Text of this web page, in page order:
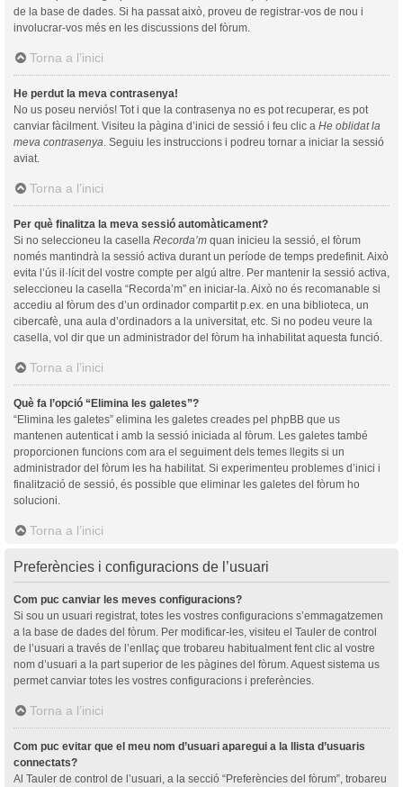
de la base de dades. Si ha passat això, proveu de registrar-vos de nou i
involucrar-vos més en les discussions del fòrum.
Torna a l’inici
He perdut la meva contrasenya!
No us poseu nerviós! Tot i que la contrasenya no es pot recuperar, es pot
canviar fàcilment. Visiteu la pàgina d’inici de sessió i feu clic a He oblidat la
meva contrasenya . Seguiu les instruccions i podreu tornar a iniciar la sessió
aviat.
Torna a l’inici
Per què finalitza la meva sessió automàticament?
Si no seleccioneu la casella Recorda’m quan inicieu la sessió, el fòrum
només mantindrà la sessió activa durant un període de temps predefinit. Això
evita l’ús il·lícit del vostre compte per algú altre. Per mantenir la sessió activa,
seleccioneu la casella “Recorda’m” en iniciar-la. Això no és recomanable si
accediu al fòrum des d’un ordinador compartit p.ex. en una biblioteca, un
cibercafè, una aula d’ordinadors a la universitat, etc. Si no podeu veure la
casella, vol dir que un administrador del fòrum ha inhabilitat aquesta funció.
Torna a l’inici
Què fa l’opció “Elimina les galetes”?
“Elimina les galetes” elimina les galetes creades pel phpBB que us
mantenen autenticat i amb la sessió iniciada al fòrum. Les galetes també
proporcionen funcions com ara el seguiment dels temes llegits si un
administrador del fòrum les ha habilitat. Si experimenteu problemes d’inici i
finalització de sessió, és possible que eliminar les galetes del fòrum ho
solucioni.
Torna a l’inici
Preferències i configuracions de l’usuari
Com puc canviar les meves configuracions?
Si sou un usuari registrat, totes les vostres configuracions s’emmagatzemen
a la base de dades del fòrum. Per modificar-les, visiteu el Tauler de control
de l’usuari a través de l’enllaç que trobareu habitualment fent clic al vostre
nom d’usuari a la part superior de les pàgines del fòrum. Aquest sistema us
permet canviar totes les vostres configuracions i preferències.
Torna a l’inici
Com puc evitar que el meu nom d’usuari aparegui a la llista d’usuaris
connectats?
Al Tauler de control de l’usuari, a la secció “Preferències del fòrum”, trobareu